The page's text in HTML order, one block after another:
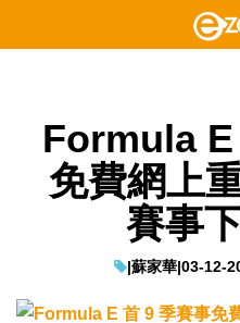
Formula
免費網上
賽事
|蘇家華|03-12-